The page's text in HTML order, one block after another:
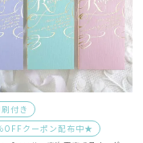
付き
クーポン配布中★